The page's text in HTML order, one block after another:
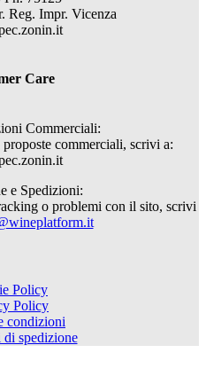
Reg. Impr. Vicenza
Care
Commerciali:
commerciali, scrivi a:
e Spedizioni:
o problemi con il sito, scrivi
Policy
Policy
condizioni
spedizione